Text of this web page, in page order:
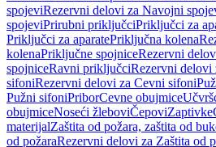
spojeviRezervni delovi za Navojni
spojeviPrirubni priključciPriključci za
Priključci za aparatePriključna kolena
kolenaPriključne spojniceRezervni
spojniceRavni priključciRezervni
sifoniRezervni delovi za Cevni sifoni
Pužni sifoniPriborCevne obujmice
obujmiceNoseći žleboviČepoviZaptivke
materijalZaštita od požara, zaštita od
od požaraRezervni delovi za Zaštita od